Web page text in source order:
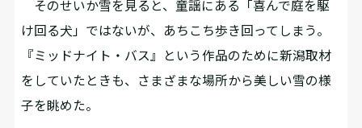
そのせいか雪を見ると、童謡にある「喜んで庭を駆
け回る犬」ではないが、あちこち歩き回ってしまう。
『ミッドナイト・バス』という作品のために新潟取材
をしていたときも、さまざまな場所から美しい雪の様
子を眺めた。